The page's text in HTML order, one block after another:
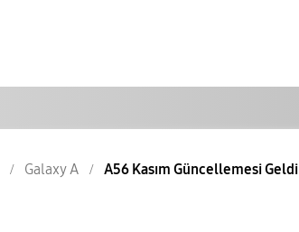
Galaxy A A56 Kasım Güncellemesi Geldi